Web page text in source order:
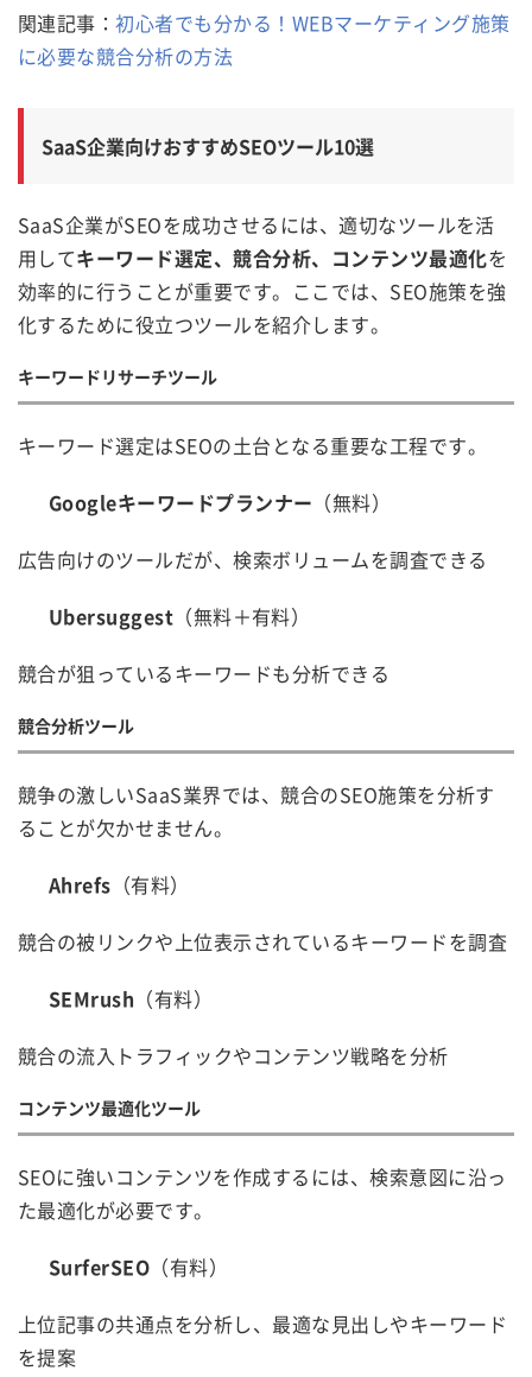
関連記事：初心者でも分かる！WEBマーケティング施策
に必要な競合分析の方法
SaaS企業向けおすすめSEOツール10選
SaaS企業がSEOを成功させるには、適切なツールを活
用してキーワード選定、競合分析、コンテンツ最適化を
効率的に行うことが重要です。ここでは、SEO施策を強
化するために役立つツールを紹介します。
キーワードリサーチツール
キーワード選定はSEOの土台となる重要な工程です。
Googleキーワードプランナー （無料）
広告向けのツールだが、検索ボリュームを調査できる
Ubersuggest （無料＋有料）
競合が狙っているキーワードも分析できる
競合分析ツール
競争の激しいSaaS業界では、競合のSEO施策を分析す
ることが欠かせません。
Ahrefs （有料）
競合の被リンクや上位表示されているキーワードを調査
SEMrush （有料）
競合の流入トラフィックやコンテンツ戦略を分析
コンテンツ最適化ツール
SEOに強いコンテンツを作成するには、検索意図に沿っ
た最適化が必要です。
SurferSEO （有料）
上位記事の共通点を分析し、最適な見出しやキーワード
を提案